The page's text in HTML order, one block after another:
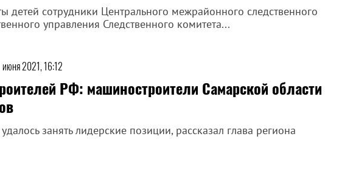
сотрудники Центрального межрайонного следственного
управления Следственного комитета...
июня 2021, 16:12
РФ: машиностроители Самарской области
занять лидерские позиции, рассказал глава региона